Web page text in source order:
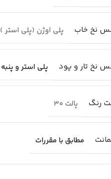
نخ خاب پلی اوژن (پلی استر )
نخ تار و پود پلی استر و پنبه
رنگ پالت 30
مطابق با مقررات